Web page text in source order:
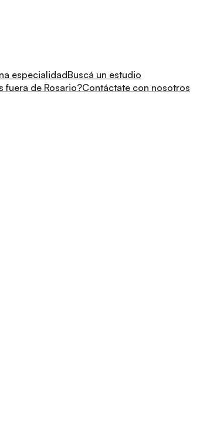
especialidadBuscá un estudio
fuera de Rosario?Contáctate con nosotros